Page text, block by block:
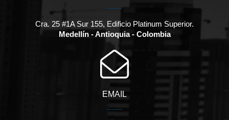
Cra. 25 #1A Sur 155, Edificio Platinum Superior.
Medellín - Antioquia - Colombia
EMAIL